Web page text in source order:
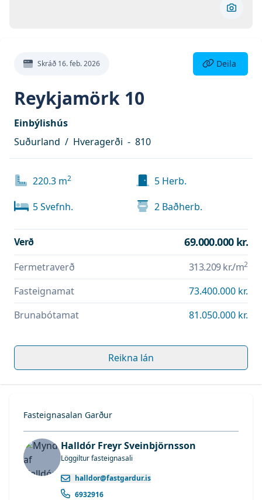
Skoða
Skráð 16. feb. 2026 Deila eign
Deila
Reykjamörk 10
Einbýlishús
Suðurland / Hveragerði - 810
220.3 m2 5 Herb.
5Svefnh. 2 Baðherb.
Verð 69.000.000 kr.
Fermetraverð 313.209 kr./m2
Fasteignamat
73.400.000 kr.
Brunabótamat
81.050.000 kr.
Reikna lán
Fasteignasalan Garður
Halldór Freyr Sveinbjörnsson
Löggiltur fasteignasali
halldor@fastgardur.is
6932916